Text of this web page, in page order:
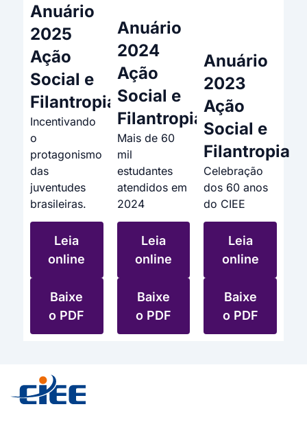
Anuário
2025
Ação
Social e
Filantropia
Incentivando
o
protagonismo
das
juventudes
brasileiras.
Leia
online
Baixe
o PDF
Anuário
2024
Ação
Social e
Filantropia
Mais de 60
mil
estudantes
atendidos em
2024
Leia
online
Baixe
o PDF
Anuário
2023
Ação
Social e
Filantropia
Celebração
dos 60 anos
do CIEE
Leia
online
Baixe
o PDF